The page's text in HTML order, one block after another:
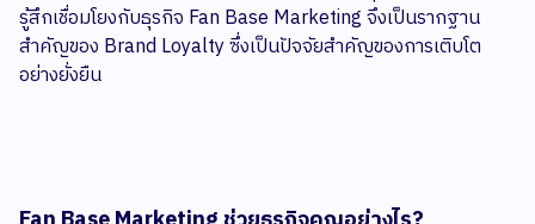
รู้สึกเชื่อมโยงกับธุรกิจ Fan Base Marketing จึงเป็นรากฐาน
สำคัญของ Brand Loyalty ซึ่งเป็นปัจจัยสำคัญของการเติบโต
อย่างยั่งยืน